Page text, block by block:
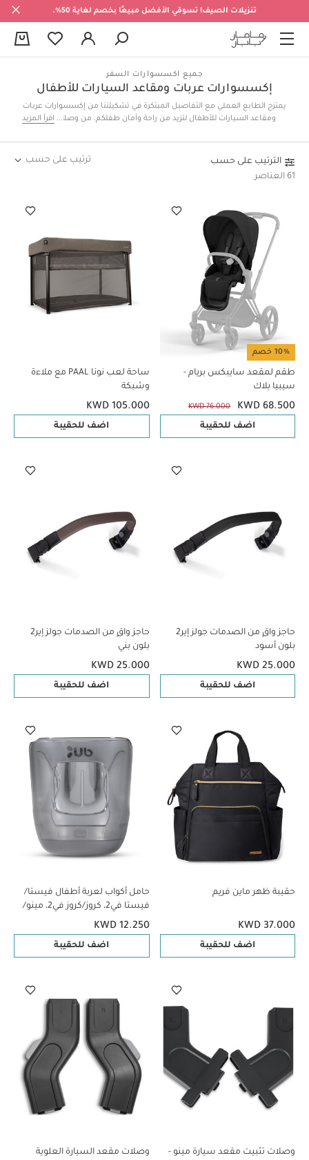
تنزيلات الصيف! تسوقي الأفضل مبيعًا بخصم لغاية 50%.
جميع اكسسوارات السفر
إكسسوارات عربات ومقاعد السيارات للأطفال
يمتزج الطابع العملي مع التفاصيل المبتكرة في تشكيلتنا من إكسسوارات عربات
ومقاعد السيارات للأطفال لتزيد من راحة وأمان طفلكم. من وصلات تثبيت
العربات ومقاعد السيارة.
اقرأ المزيد
الترتيب على حسب
61 العناصر
ترتيب على حسب
10% خصم
طقم لمقعد سايبكس بريام -
سيبيا بلاك
KWD 68.500
KWD 76.000
اضف للحقيبة
ساحة لعب نونا PAAL مع ملاءة
وشبكة
KWD 105.000
اضف للحقيبة
حاجز واقٍ من الصدمات جولز إير2
بلون أسود
KWD 25.000
اضف للحقيبة
حاجز واقٍ من الصدمات جولز إير2
بلون بني
KWD 25.000
اضف للحقيبة
حقيبة ظهر ماين فريم
KWD 37.000
اضف للحقيبة
حامل أكواب لعربة أطفال فيستا/
فيستا في2، كروز/كروز في2، مينو/
مينو في2
KWD 12.250
اضف للحقيبة
وصلات تثبيت مقعد سيارة مينو -
وصلات مقعد السيارة العلوية